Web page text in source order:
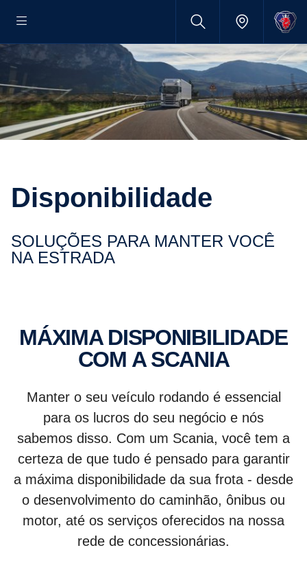
disponibilidade
SOLUÇÕES PARA MANTER VOCÊ
NA ESTRADA
MÁXIMA DISPONIBILIDADE
COM A SCANIA
Manter o seu veículo rodando é essencial
para os lucros do seu negócio e nós
sabemos disso. Com um Scania, você tem a
certeza de que tudo é pensado para garantir
a máxima disponibilidade da sua frota - desde
o desenvolvimento do caminhão, ônibus ou
motor, até os serviços oferecidos na nossa
rede de concessionárias.